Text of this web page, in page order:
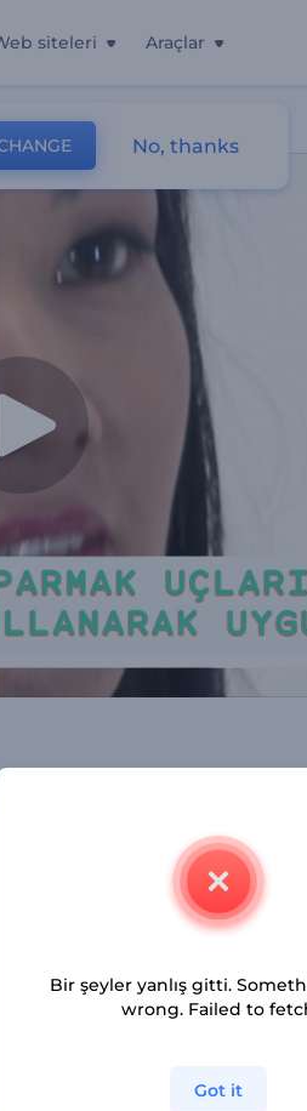
siteleri Araçlar
No, thanks
Bir şeyler yanlış gitti.
wrong. Failed to
Got it